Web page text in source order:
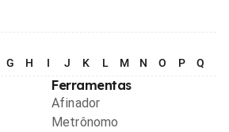
G H I J K L M N O P Q
Ferramentas
Afinador
Metrônomo